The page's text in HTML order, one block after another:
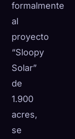
formalmente
al
proyecto
“Sloopy
Solar”
de
1.900
acres,
se